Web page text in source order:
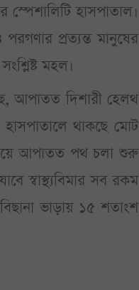
হাসপাতাল।
প্রত্যন্ত মানুষের
মহল।
আপাতত দিশারী হেলথ
হাসপাতালে থাকছে মোট
আপাতত পথ চলা শুরু
স্বাস্থ্যবিমার সব রকম
ভাড়ায় ১৫ শতাংশ